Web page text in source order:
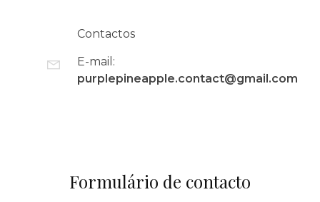
Contactos
E-mail:
purplepineapple.contact@gmail.com
Formulário de contacto